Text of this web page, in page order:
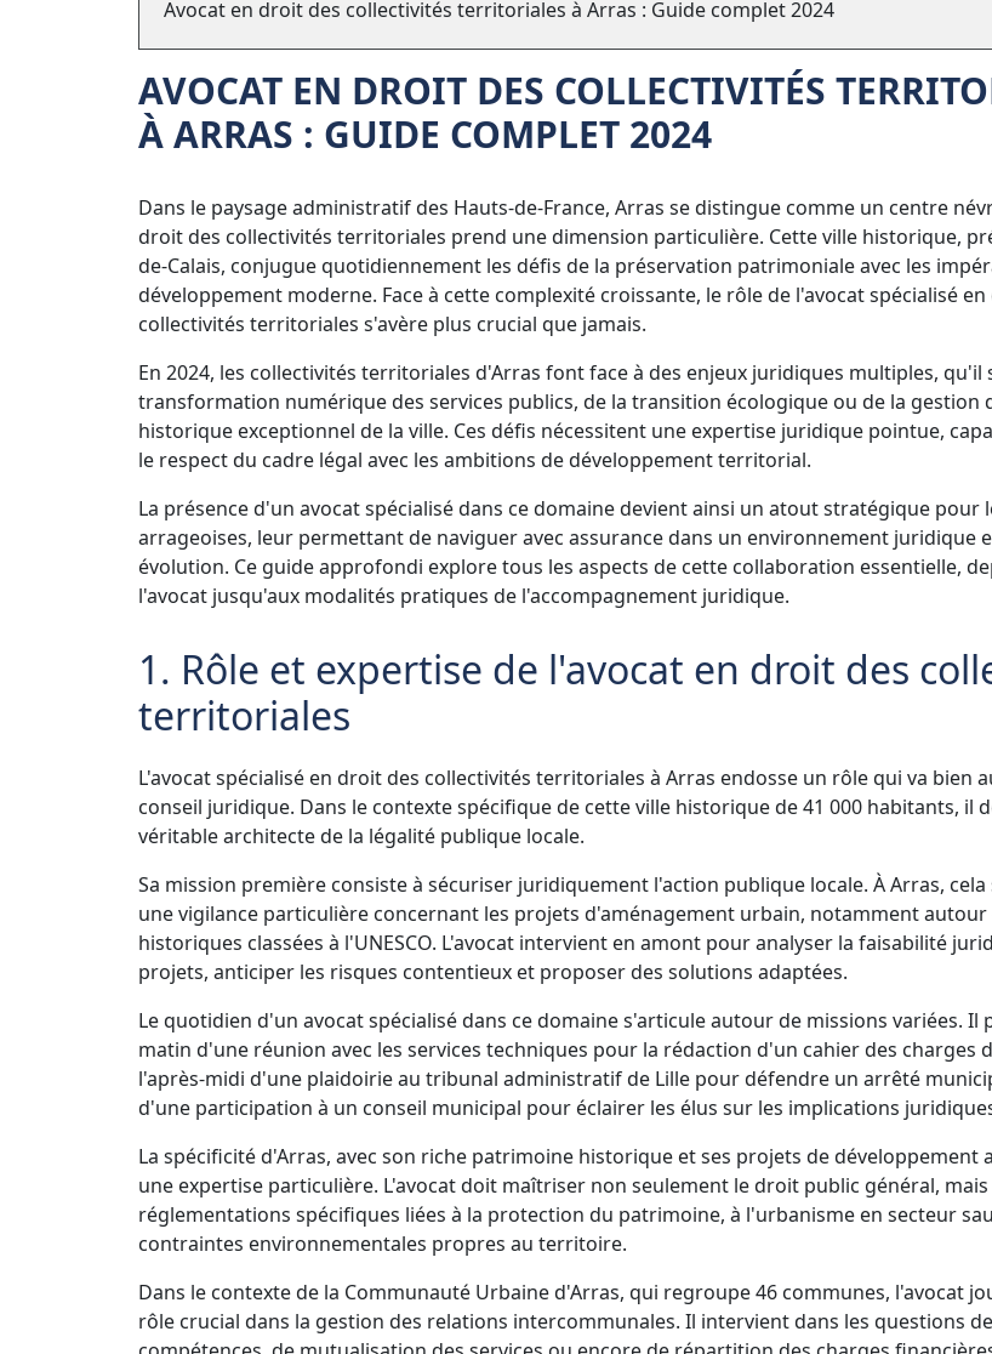
Avocat en droit des collectivités territoriales à Arras : Guide complet 2024
AVOCAT EN DROIT DES COLLECTIVITÉS
À ARRAS : GUIDE COMPLET 2024
Dans le paysage administratif des Hauts-de-France, Arras se distingue comme un centre
droit des collectivités territoriales prend une dimension particulière. Cette ville historique,
de-Calais, conjugue quotidiennement les défis de la préservation patrimoniale avec les
développement moderne. Face à cette complexité croissante, le rôle de l'avocat spécialisé
collectivités territoriales s'avère plus crucial que jamais.
En 2024, les collectivités territoriales d'Arras font face à des enjeux juridiques multiples, qu'il
transformation numérique des services publics, de la transition écologique ou de la gestion
historique exceptionnel de la ville. Ces défis nécessitent une expertise juridique pointue,
le respect du cadre légal avec les ambitions de développement territorial.
La présence d'un avocat spécialisé dans ce domaine devient ainsi un atout stratégique pour
arrageoises, leur permettant de naviguer avec assurance dans un environnement juridique
évolution. Ce guide approfondi explore tous les aspects de cette collaboration essentielle,
l'avocat jusqu'aux modalités pratiques de l'accompagnement juridique.
1. Rôle et expertise de l'avocat en droit des
territoriales
L'avocat spécialisé en droit des collectivités territoriales à Arras endosse un rôle qui va bien
conseil juridique. Dans le contexte spécifique de cette ville historique de 41 000 habitants, il
véritable architecte de la légalité publique locale.
Sa mission première consiste à sécuriser juridiquement l'action publique locale. À Arras,
une vigilance particulière concernant les projets d'aménagement urbain, notamment autour
historiques classées à l'UNESCO. L'avocat intervient en amont pour analyser la faisabilité
projets, anticiper les risques contentieux et proposer des solutions adaptées.
Le quotidien d'un avocat spécialisé dans ce domaine s'articule autour de missions variées. Il
matin d'une réunion avec les services techniques pour la rédaction d'un cahier des charges
l'après-midi d'une plaidoirie au tribunal administratif de Lille pour défendre un arrêté
d'une participation à un conseil municipal pour éclairer les élus sur les implications
La spécificité d'Arras, avec son riche patrimoine historique et ses projets de développement
une expertise particulière. L'avocat doit maîtriser non seulement le droit public général, mais
réglementations spécifiques liées à la protection du patrimoine, à l'urbanisme en secteur
contraintes environnementales propres au territoire.
Dans le contexte de la Communauté Urbaine d'Arras, qui regroupe 46 communes, l'avocat
rôle crucial dans la gestion des relations intercommunales. Il intervient dans les questions